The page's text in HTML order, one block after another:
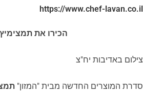
https://www.chef-lavan.co.il
הכירו את
צילום באדיבות יח"צ
סדרת המוצרים החדשה מבית "המזון"